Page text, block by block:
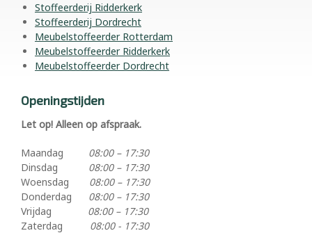
Stoffeerderij Ridderkerk
Stoffeerderij Dordrecht
Meubelstoffeerder Rotterdam
Meubelstoffeerder Ridderkerk
Meubelstoffeerder Dordrecht
Openingstijden
Let op! Alleen op afspraak.
Maandag
08:00 – 17:30
Dinsdag
08:00 – 17:30
Woensdag
08:00 – 17:30
Donderdag
08:00 – 17:30
Vrijdag
08:00 – 17:30
Zaterdag
08:00 - 17:30